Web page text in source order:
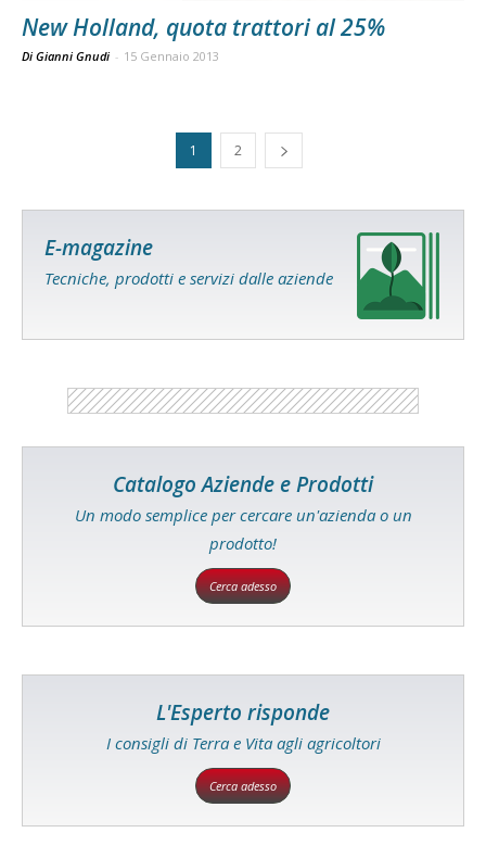
New Holland, quota trattori al 25%
Di Gianni Gnudi - 15 Gennaio 2013
1 2
E-magazine
Tecniche, prodotti e servizi dalle aziende
Catalogo Aziende e Prodotti
Un modo semplice per cercare un'azienda o un
prodotto!
Cerca adesso
L'Esperto risponde
I consigli di Terra e Vita agli agricoltori
Cerca adesso